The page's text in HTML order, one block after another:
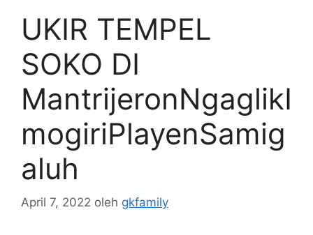
UKIR TEMPEL
SOKO DI
MantrijeronNgaglikI
mogiriPlayenSamig
aluh
April 7, 2022 oleh gkfamily